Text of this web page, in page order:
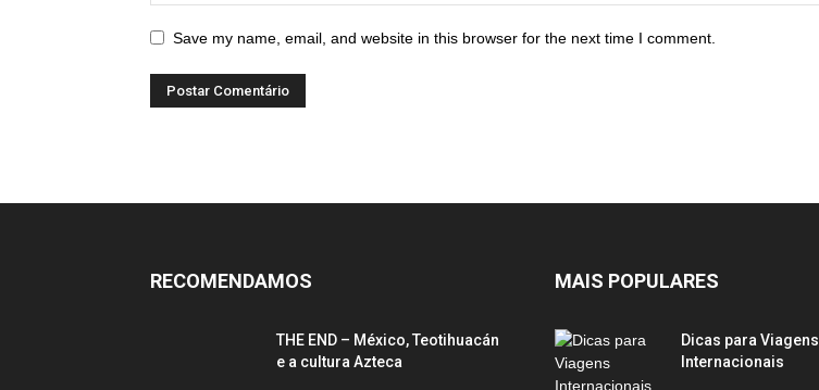
Save my name, email, and website in this browser for the next time I comment.
RECOMENDAMOS
THE END – México, Teotihuacán
e a cultura Azteca
MAIS POPULARES
Dicas para Viagens
Internacionais